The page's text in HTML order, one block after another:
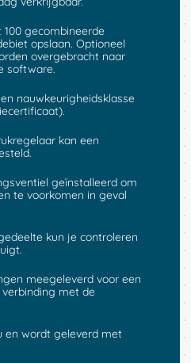
gecombineerde
opslaan. Optioneel
overgebracht naar
software.
nauwkeurigheidsklasse
kan een
geïnstalleerd om
te voorkomen in geval
kun je controleren
meegeleverd voor een
met de
en wordt geleverd met